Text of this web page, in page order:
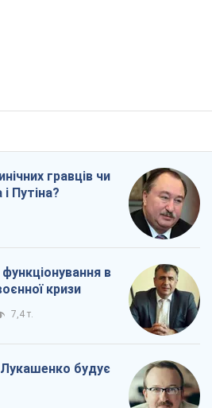
гравців чи
Путіна?
в
кризи
7,4 т.
Лукашенко будує